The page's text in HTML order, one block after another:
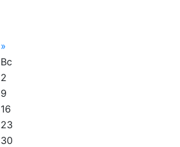
»
Вс
2
9
16
23
30